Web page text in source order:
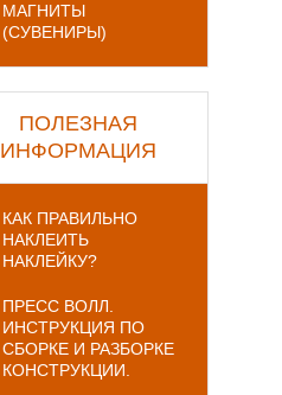
МАГНИТЫ
(СУВЕНИРЫ)
ПОЛЕЗНАЯ
ИНФОРМАЦИЯ
КАК ПРАВИЛЬНО
НАКЛЕИТЬ
НАКЛЕЙКУ?
ПРЕСС ВОЛЛ.
ИНСТРУКЦИЯ ПО
СБОРКЕ И РАЗБОРКЕ
КОНСТРУКЦИИ.